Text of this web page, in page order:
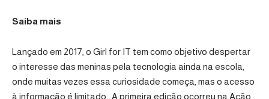
Saiba mais
Lançado em 2017, o Girl for IT tem como objetivo despertar
o interesse das meninas pela tecnologia ainda na escola,
onde muitas vezes essa curiosidade começa, mas o acesso
à informação é limitado. A primeira edição ocorreu na Ação